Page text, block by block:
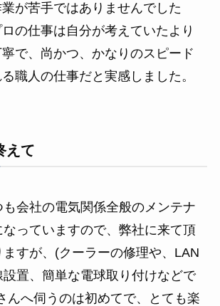
が苦手ではありませんでした
の仕事は自分が考えていたより
で、尚かつ、かなりのスピード
職人の仕事だと実感しました。
えて
会社の電気関係全般のメンテナ
なっていますので、弊社に来て頂
ますが、(クーラーの修理や、LAN
置、簡単な電球取り付けなどで
んへ伺うのは初めてで、とても楽